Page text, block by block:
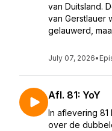
van Duitsland.
van Gerstlauer
gelauwerd,
July 07, 2026•
Afl. 81: YoY
In aflevering
over de